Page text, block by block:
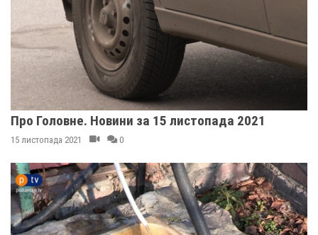
Про Головне. Новини за 15 листопада 2021
15 листопада 2021 0